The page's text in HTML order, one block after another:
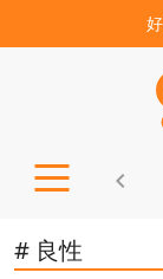
# 良性